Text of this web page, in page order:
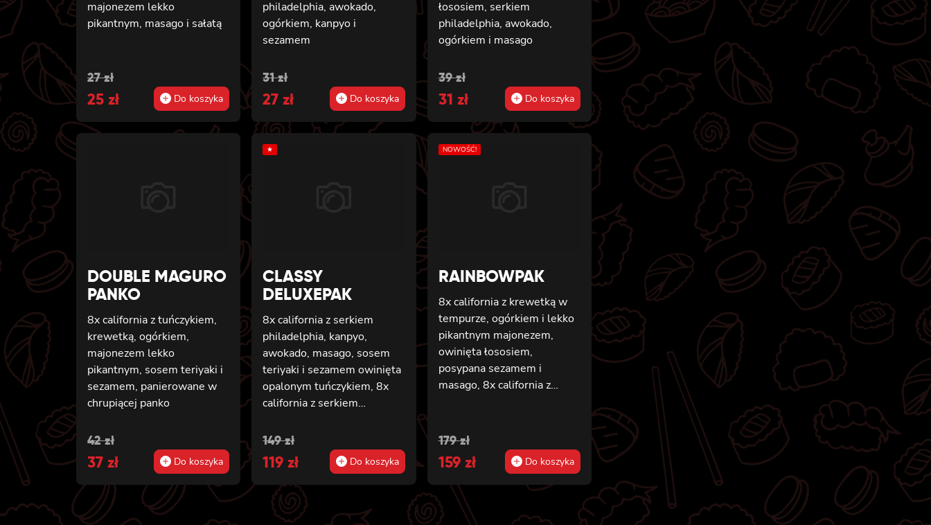
majonezem lekko
pikantnym, masago i sałatą
27zł
Original
price
was:
25 zł
Current
price
is:
Do koszyka
philadelphia, awokado,
ogórkiem, kanpyo i
sezamem
31zł
Original
price
was:
31 zł.
27zł
Current
price
is:
27 zł.
Do koszyka
łososiem, serkiem
philadelphia, awokado,
ogórkiem i masago
39zł
Original
price
was:
39 zł.
31 zł
Current
price
is:
31 zł.
Do koszyka
DOUBLE MAGURO
PANKO
8x california z tuńczykiem,
krewetką, ogórkiem,
majonezem lekko
pikantnym, sosem teriyaki i
sezamem, panierowane w
chrupiącej panko
42zł
Original
price
was:
42 zł.
37 zł
Current
price
is:
37 zł.
Do koszyka
★
CLASSY
DELUXEPAK
8x california z serkiem
philadelphia, kanpyo,
awokado, masago, sosem
teriyaki i sezamem owinięta
opalonym tuńczykiem, 8x
california z serkiem
awokado owinięta łososiem,
8x california z krewetką w
tempurze, awokado,
majonezem lekko
pikantnym, owinięta
krewetką
149zł
Original
price
was:
149 zł.
119zł
Current
price
is:
119 zł.
Do koszyka
NOWOŚĆ!
RAINBOWPAK
8x california z krewetką w
tempurze, ogórkiem i lekko
pikantnym majonezem,
owinięta łososiem,
posypana sezamem i
masago, 8x california z
tuńczykiem, posypana
masago arare i
szczypiorkiem, 8x california
z awokado, mango,
węgorzem i krewetką,
owinięta opalanym
179zł
Original
price
was:
179 zł.
159 zł
Current
price
is:
159 zł.
Do koszyka